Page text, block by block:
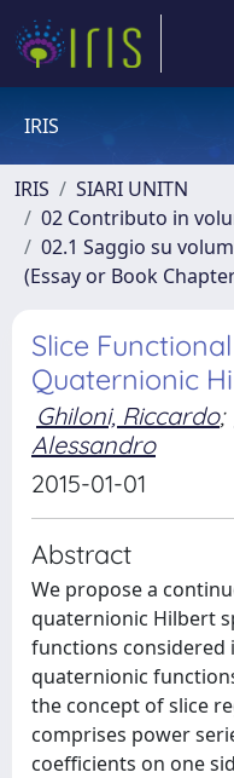
IRIS
IRIS
SIARI UNITN
02 Contributo in
02.1 Saggio su
(Essay or Book
Slice
Quaternionic
Ghiloni, Riccardo;
Alessandro
2015-01-01
Abstract
We propose a
quaternionic Hilbert
functions considered
quaternionic
the concept of slice
comprises power
coefficients on one